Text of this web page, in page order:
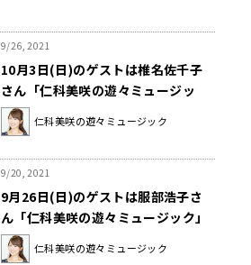
9/26, 2021
10月3日(日)のゲストは椎名佐千子
さん「仁科美咲の遊々ミュージッ
ク」
仁科美咲の遊々ミュージック
9/20, 2021
9月26日(日)のゲストは服部浩子さ
ん「仁科美咲の遊々ミュージック」
仁科美咲の遊々ミュージック